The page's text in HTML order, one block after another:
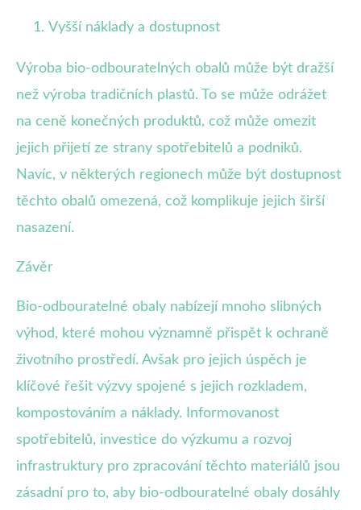
Vyšší náklady a dostupnost
Výroba bio-odbouratelných obalů může být dražší
než výroba tradičních plastů. To se může odrážet
na ceně konečných produktů, což může omezit
jejich přijetí ze strany spotřebitelů a podniků.
Navíc, v některých regionech může být dostupnost
těchto obalů omezená, což komplikuje jejich širší
nasazení.
Závěr
Bio-odbouratelné obaly nabízejí mnoho slibných
výhod, které mohou významně přispět k ochraně
životního prostředí. Avšak pro jejich úspěch je
klíčové řešit výzvy spojené s jejich rozkladem,
kompostováním a náklady. Informovanost
spotřebitelů, investice do výzkumu a rozvoj
infrastruktury pro zpracování těchto materiálů jsou
zásadní pro to, aby bio-odbouratelné obaly dosáhly